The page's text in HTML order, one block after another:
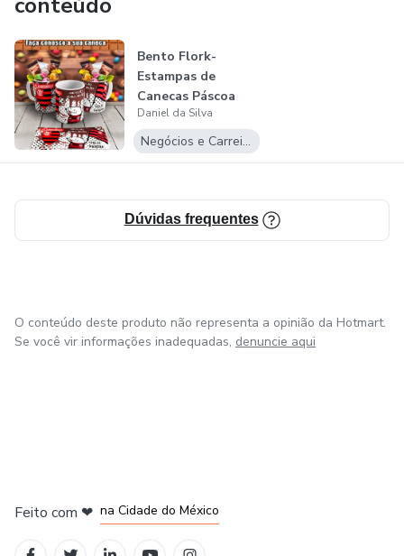
Bento Flork-
Estampas de
Canecas Páscoa
times
Daniel da Silva
Negócios e Carreira
Dúvidas frequentes
O conteúdo deste produto não representa a opinião da Hotmart.
Se você vir informações inadequadas, denuncie aqui
Feito com ❤ na Cidade do México